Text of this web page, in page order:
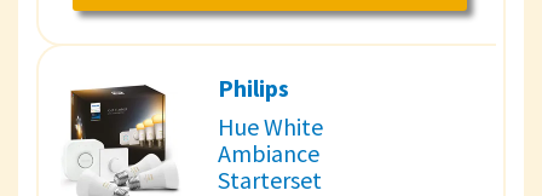
Philips
Hue White
Ambiance
Starterset